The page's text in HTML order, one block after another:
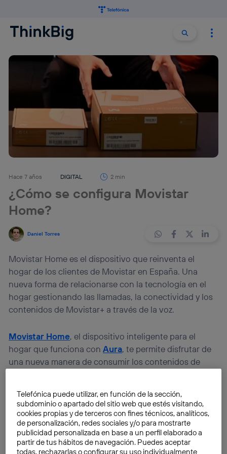
Buscar
Hace 7 años DIGITAL 2 min
¿Cómo se configura Movistar
Home?
Daniel Torres
Movistar Home es el dispositivo que reinventa el
hogar de los clientes de Movistar en España. Una
nueva forma de relacionarse con la tecnología en el
hogar gestionando las llamadas, la conectividad y los
contenidos de Movistar+ a través de la voz.
Movistar Home, el dispositivo inteligente para el
hogar que funciona conAura, te permite disfrutar de
una nueva manera de consumir los contenidos de
conectividad tan solo con el comando de voz “OK
Aura”.
Movistar Homese puede comprar tanto en tiendas
físicas como a través de lapágina web. Si ya tienes un
Telefónica puede utilizar, en función de la sección,
subdominio o apartado del sitio web que estés visitando,
cookies propias y de terceros con fines técnicos, analíticos,
de personalización, redes sociales y/o para mostrarte
publicidad personalizada en base a un perfil elaborado a
partir de tus hábitos de navegación. Puedes aceptar
todas, rechazarlas o configurar su uso individualmente